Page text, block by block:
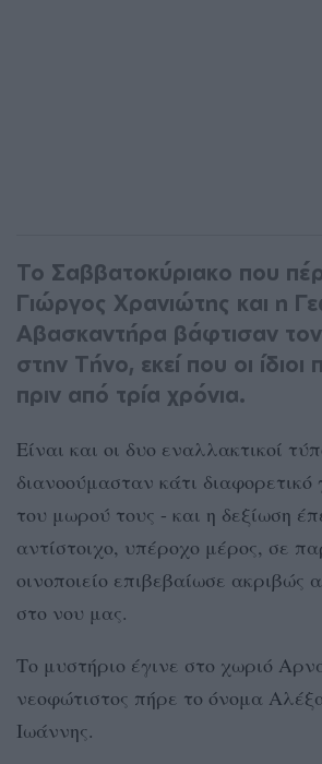
Το Σαββατοκύριακο που
Γιώργος Χρανιώτης και η
Αβασκαντήρα βάφτισαν τον
στην Τήνο, εκεί που οι ίδιοι
πριν από τρία χρόνια.
Είναι και οι δυο εναλλακτικοί
διανοούμασταν κάτι διαφορετικό
του μωρού τους - και η δεξίωση
αντίστοιχο, υπέροχο μέρος, σε
οινοποιείο επιβεβαίωσε ακριβώς
στο νου μας.
Το μυστήριο έγινε στο χωριό
νεοφώτιστος πήρε το όνομα
Ιωάννης.